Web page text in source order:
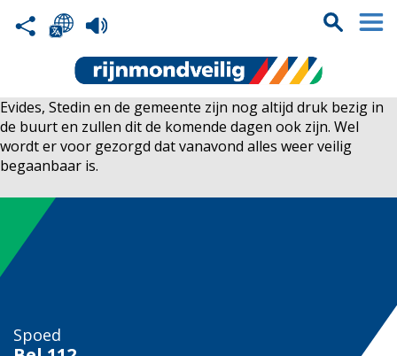
Evides, Stedin en de gemeente zijn nog altijd druk bezig in
de buurt en zullen dit de komende dagen ook zijn. Wel
wordt er voor gezorgd dat vanavond alles weer veilig
begaanbaar is.
Spoed